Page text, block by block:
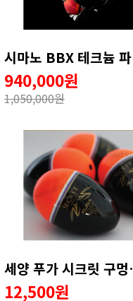
940,000원
1,050,000원
세양 푸
12,500원